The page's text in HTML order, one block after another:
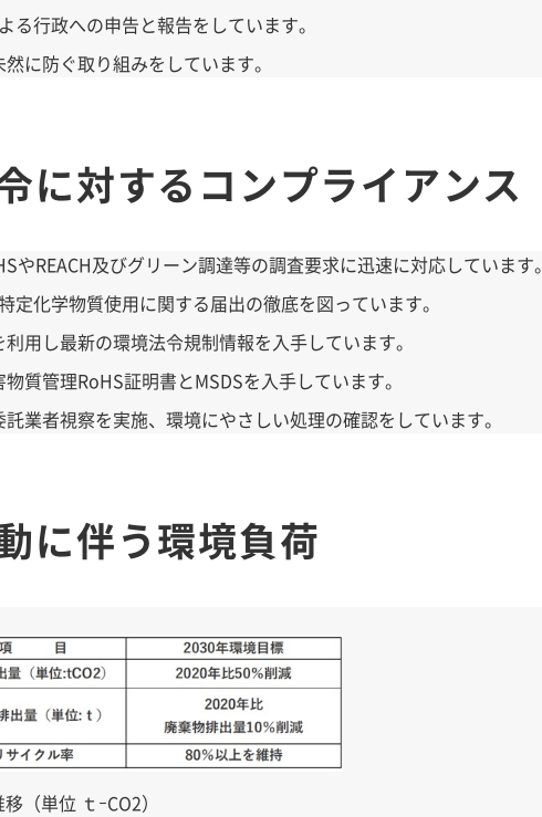
る行政への申告と報告をしています。
に防ぐ取り組みをしています。
に対するコンプライアンス
やREACH及びグリーン調達等の調査要求に迅速に対応しています。
定化学物質使用に関する届出の徹底を図っています。
用し最新の環境法令規制情報を入手しています。
質管理RoHS証明書とMSDSを入手しています。
業者視察を実施、環境にやさしい処理の確認をしています。
に伴う環境負荷
（単位 ｔｰCO2）